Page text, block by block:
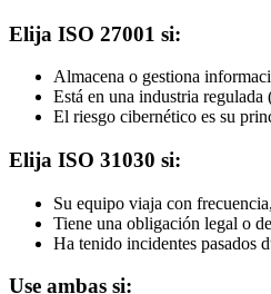
Elija ISO 27001 si:
Almacena o gestiona
Está en una industria regulada
El riesgo cibernético es su
Elija ISO 31030 si:
Su equipo viaja con
Tiene una obligación legal o
Ha tenido incidentes pasados
Use ambas si: